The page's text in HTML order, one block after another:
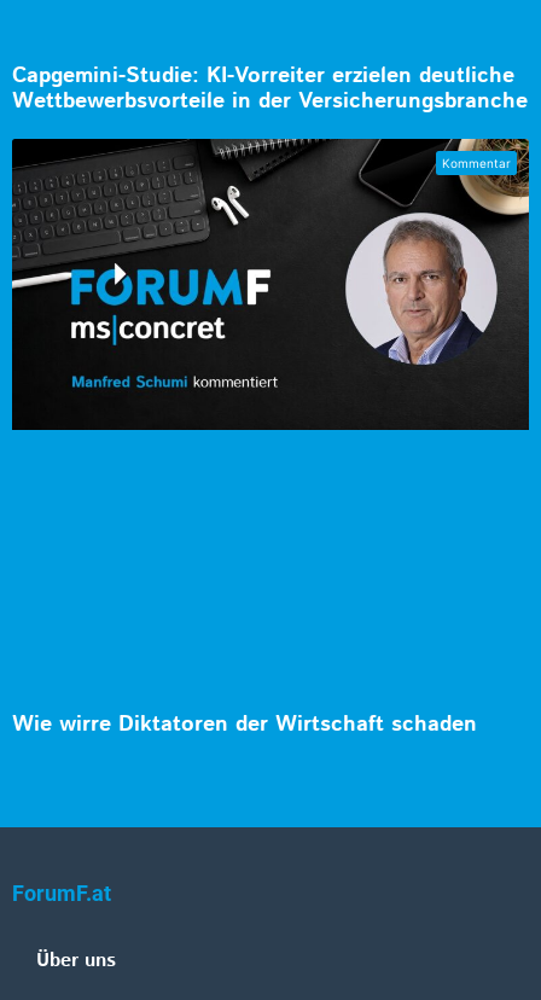
Capgemini-Studie: KI-Vorreiter erzielen deutliche
Wettbewerbsvorteile in der Versicherungsbranche
Wie wirre Diktatoren der Wirtschaft schaden
ForumF.at
Über uns